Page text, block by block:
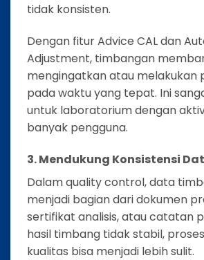
tidak konsisten.
Dengan fitur Advice CAL dan
Adjustment, timbangan
mengingatkan atau melakukan
pada waktu yang tepat. Ini
untuk laboratorium dengan
banyak pengguna.
3. Mendukung Konsistensi
Dalam quality control, data
menjadi bagian dari dokumen
sertifikat analisis, atau catatan
hasil timbang tidak stabil,
kualitas bisa menjadi lebih sulit.